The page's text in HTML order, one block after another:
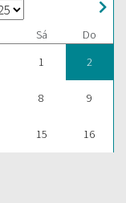
Sá
Do
1 2
8 9
15 16